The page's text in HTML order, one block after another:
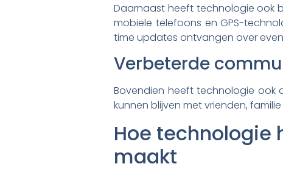
Daarnaast heeft technologie ook
mobiele telefoons en GPS-
time updates ontvangen over
Verbeterde
Bovendien heeft technologie ook
kunnen blijven met vrienden,
Hoe technologie
maakt